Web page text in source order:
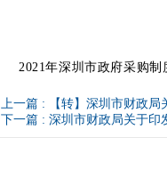
2021年深圳市政府采购制
上一篇 :
【转】深圳市财政
下一篇 : 深圳市财政局关于印